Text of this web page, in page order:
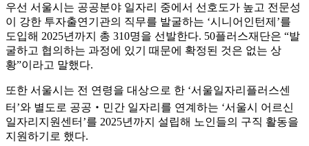
우선 서울시는 공공분야 일자리 중에서 선호도가 높고 전문성
이 강한 투자출연기관의 직무를 발굴하는 ‘시니어인턴제’를
도입해 2025년까지 총 310명을 선발한다. 50플러스재단은 “발
굴하고 협의하는 과정에 있기 때문에 확정된 것은 없는 상
황”이라고 말했다.
또한 서울시는 전 연령을 대상으로 한 ‘서울일자리플러스센
터’와 별도로 공공‧민간 일자리를 연계하는 ‘서울시 어르신
일자리지원센터’를 2025년까지 설립해 노인들의 구직 활동을
지원하기로 했다.